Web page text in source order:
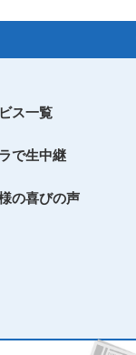
ス一覧
で生中継
の喜びの声